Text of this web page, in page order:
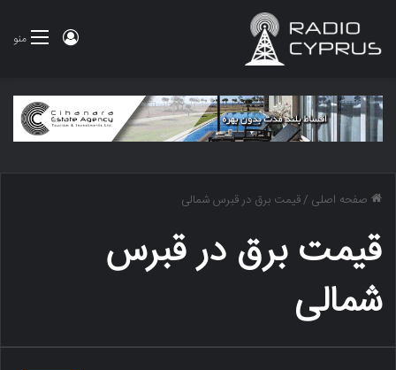
منو ورود
صفحه اصلی /قیمت برق در قبرس شمالی
قیمت برق در قبرس
شمالی